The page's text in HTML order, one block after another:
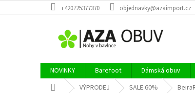
na
+420725377370 objednavky@azaimport.cz
NOVINKY Barefoot Dámská obuv
Domů VÝPRODEJ SALE 60%